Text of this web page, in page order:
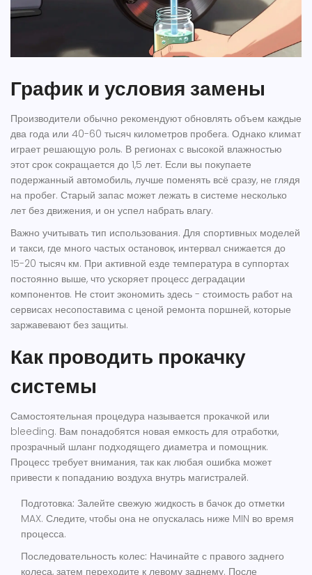
График и условия замены
Производители обычно рекомендуют обновлять объем каждые
два года или 40-60 тысяч километров пробега. Однако климат
играет решающую роль. В регионах с высокой влажностью
этот срок сокращается до 1,5 лет. Если вы покупаете
подержанный автомобиль, лучше поменять всё сразу, не глядя
на пробег. Старый запас может лежать в системе несколько
лет без движения, и он успел набрать влагу.
Важно учитывать тип использования. Для спортивных моделей
и такси, где много частых остановок, интервал снижается до
15-20 тысяч км. При активной езде температура в суппортах
постоянно выше, что ускоряет процесс деградации
компонентов. Не стоит экономить здесь - стоимость работ на
сервисах несопоставима с ценой ремонта поршней, которые
заржавевают без защиты.
Как проводить прокачку
системы
Самостоятельная процедура называется прокачкой или
bleeding. Вам понадобятся новая емкость для отработки,
прозрачный шланг подходящего диаметра и помощник.
Процесс требует внимания, так как любая ошибка может
привести к попаданию воздуха внутрь магистралей.
Подготовка: Залейте свежую жидкость в бачок до отметки
MAX. Следите, чтобы она не опускалась ниже MIN во время
процесса.
Последовательность колес: Начинайте с правого заднего
колеса, затем переходите к левому заднему. После